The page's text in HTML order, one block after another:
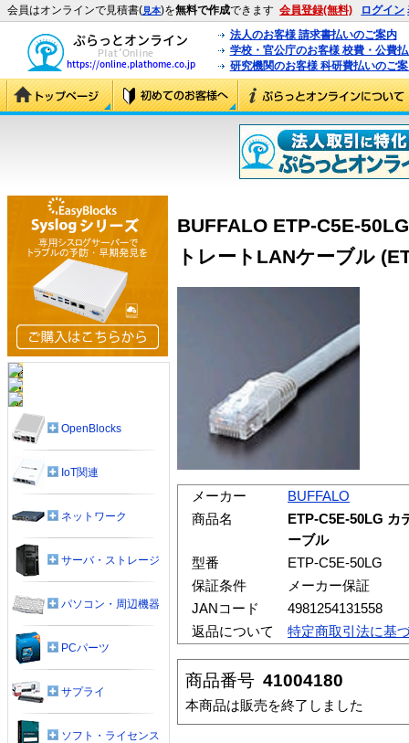
会員はオンラインで見積書(見本)を無料で作成できます 会員登録(無料) ログイン
法人のお客様 請求書払いのご案内
学校・官公庁のお客様 校費・公費
研究機関のお客様 科研費払いのご
BUFFALO ETP-C5E-
トレートLANケーブル
メーカー
BUFFALO
商品名
ETP-C5E-50LG カ
ーブル
型番
ETP-C5E-50LG
保証条件
メーカー保証
JANコード
4981254131558
返品について
特定商取引法に基
商品番号 41004180
本商品は販売を終了しました
OpenBlocks
IoT関連
ネットワーク
サーバ・ストレージ
パソコン・周辺機器
PCパーツ
サプライ
ソフト・ライセンス